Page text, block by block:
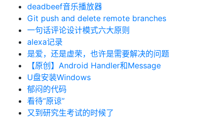
deadbeef音乐播放器
Git push and delete remote branches
一句话评论设计模式六大原则
alexa记录
是爱，还是虚荣，也许是需要解决的问题
【原创】Android Handler和Message
U盘安装Windows
郁闷的代码
看待“原谅”
又到研究生考试的时候了